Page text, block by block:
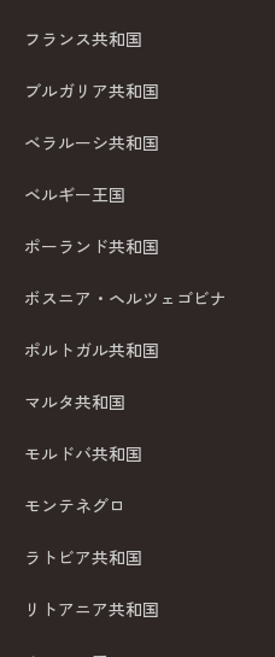
フランス共和国
ブルガリア共和国
ベラルーシ共和国
ベルギー王国
ポーランド共和国
ボスニア・ヘルツェゴビナ
ポルトガル共和国
マルタ共和国
モルドバ共和国
モンテネグロ
ラトビア共和国
リトアニア共和国